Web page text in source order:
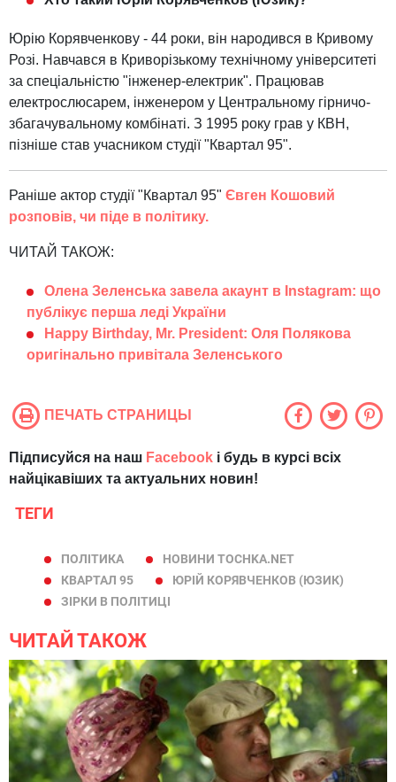
Юрію Корявченкову - 44 роки, він народився в Кривому
Розі. Навчався в Криворізькому технічному університеті
за спеціальністю "інженер-електрик". Працював
електрослюсарем, інженером у Центральному гірничо-
збагачувальному комбінаті. З 1995 року грав у КВН,
пізніше став учасником студії "Квартал 95".
Раніше актор студії "Квартал 95" Євген Кошовий
розповів, чи піде в політику.
ЧИТАЙ ТАКОЖ:
Олена Зеленська завела акаунт в Instagram: що
публікує перша леді України
Happy Birthday, Mr. President: Оля Полякова
оригінально привітала Зеленського
ПЕЧАТЬ СТРАНИЦЫ
Підписуйся на наш Facebook і будь в курсі всіх
найцікавіших та актуальних новин!
ТЕГИ
ПОЛІТИКА
НОВИНИ TOCHKA.NET
КВАРТАЛ 95
ЮРІЙ КОРЯВЧЕНКОВ (ЮЗИК)
ЗІРКИ В ПОЛІТИЦІ
ЧИТАЙ ТАКОЖ